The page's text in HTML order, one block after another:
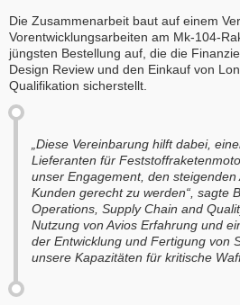
Die Zusammenarbeit baut auf einem
Vorentwicklungsarbeiten am Mk-104-
jüngsten Bestellung auf, die die
Design Review und den Einkauf von
Qualifikation sicherstellt.
„Diese Vereinbarung hilft dabei,
Lieferanten für
unser Engagement, den
Kunden gerecht zu werden“, sagte
Operations, Supply Chain and
Nutzung von Avios Erfahrung und
der Entwicklung und Fertigung von
unsere Kapazitäten für kritische